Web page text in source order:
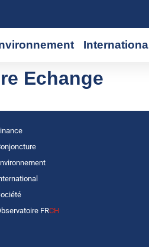
International
Echange
FRCH